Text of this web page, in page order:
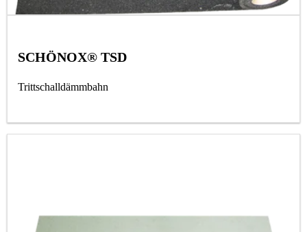
SCHÖNOX® TSD
Trittschalldämmbahn